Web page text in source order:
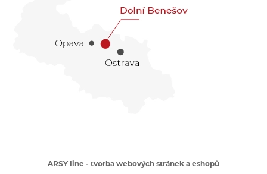
ARSY line - tvorba webových stránek a eshopů